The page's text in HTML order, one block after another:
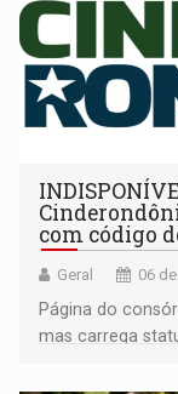
com código
Geral 06
Página do
mas carrega